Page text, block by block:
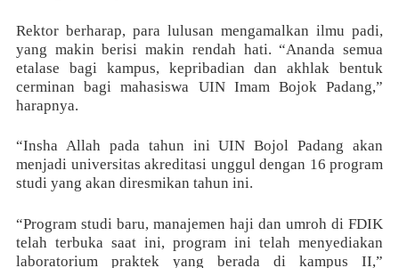
Rektor berharap, para lulusan mengamalkan ilmu padi,
yang makin berisi makin rendah hati. “Ananda semua
etalase bagi kampus, kepribadian dan akhlak bentuk
cerminan bagi mahasiswa UIN Imam Bojok Padang,”
harapnya.
“Insha Allah pada tahun ini UIN Bojol Padang akan
menjadi universitas akreditasi unggul dengan 16 program
studi yang akan diresmikan tahun ini.
“Program studi baru, manajemen haji dan umroh di FDIK
telah terbuka saat ini, program ini telah menyediakan
laboratorium praktek yang berada di kampus II,”